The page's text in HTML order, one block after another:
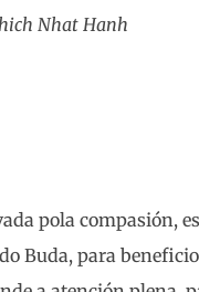
Nhat Hanh
pola compasión,
Buda, para